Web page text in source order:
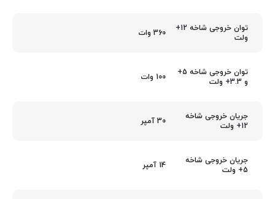
توان خروجی شاخه 12+
ولت
360 وات
توان خروجی شاخه 5+
و 3.3+ ولت
100 وات
جریان خروجی شاخه
12+ ولت
30 آمپر
جریان خروجی شاخه
5+ ولت
14 آمپر